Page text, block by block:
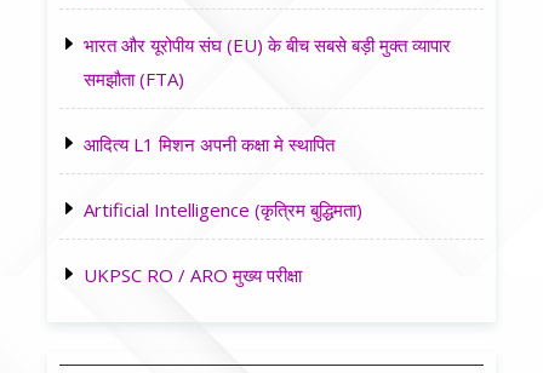
भारत और यूरोपीय संघ (EU) के बीच सबसे बड़ी मुक्त व्यापार
समझौता (FTA)
आदित्य L1 मिशन अपनी कक्षा मे स्थापित
Artificial Intelligence (कृत्रिम बुद्धिमता)
UKPSC RO / ARO मुख्य परीक्षा